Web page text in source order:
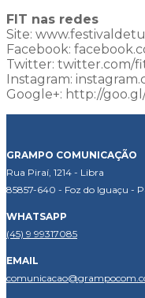
FIT nas redes
Site:
Facebook:
Twitter: twitter.com/
Instagram:
Google+: http://
GRAMPO COMUNICAÇÃO
Rua Piraí, 1214 - Libra
85857-640 - Foz do Iguaçu -
WHATSAPP
(45) 9 99317085
EMAIL